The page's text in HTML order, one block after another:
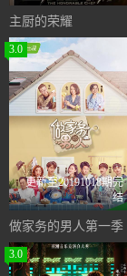
主厨的荣耀
3.0
更新至20191018期完
结
做家务的男人第一季
3.0